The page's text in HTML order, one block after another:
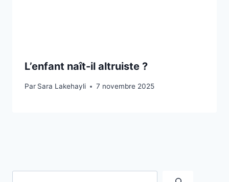
L’enfant naît-il altruiste ?
Par Sara Lakehayli 7 novembre 2025